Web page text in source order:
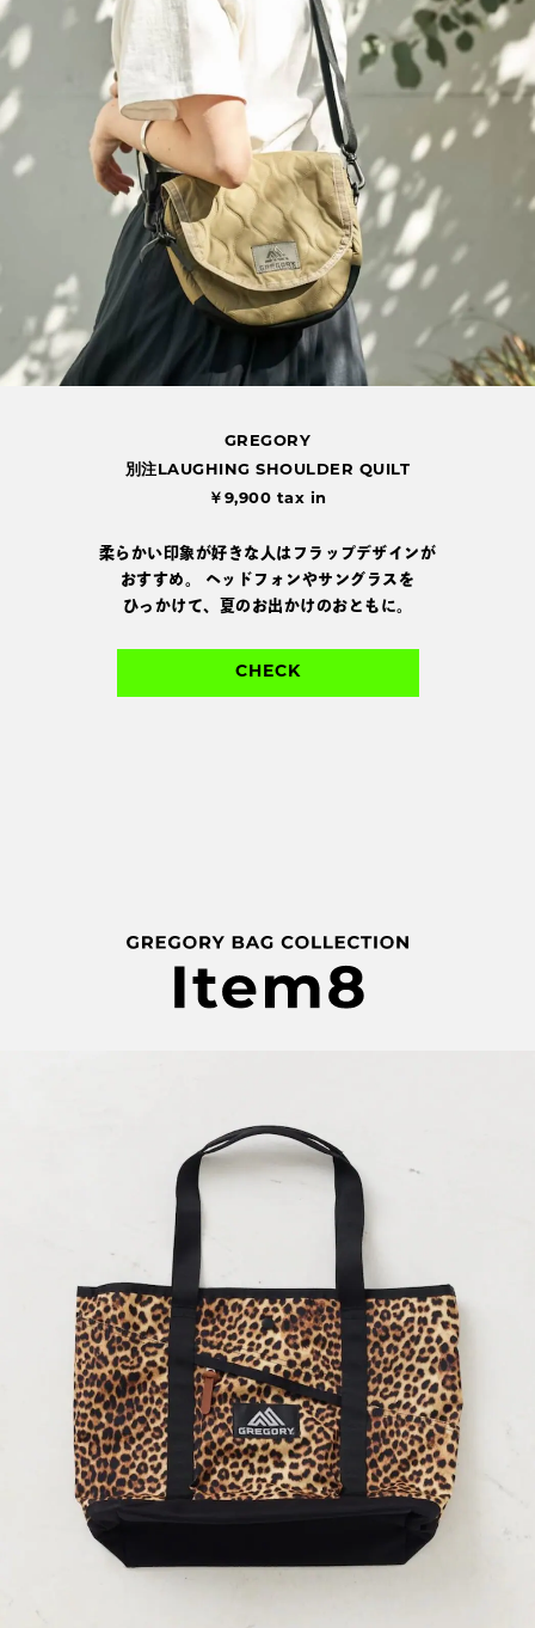
GREGORY
別注LAUGHING SHOULDER QUILT
￥9,900 tax in
柔らかい印象が好きな人はフラップデザインが
おすすめ。
ヘッドフォンやサングラスを
ひっかけて、夏のお出かけのおともに。
CHECK